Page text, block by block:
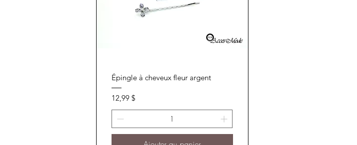
Aperçu rapide
Épingle à cheveux fleur argent
Prix
12,99 $